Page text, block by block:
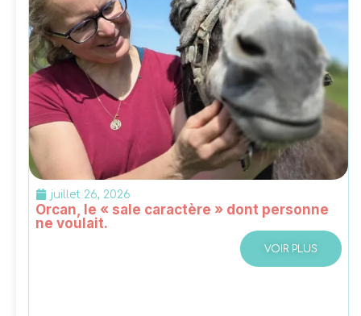
juillet 26, 2026
Orcan, le « sale caractère » dont personne
ne voulait.
VOIR PLUS